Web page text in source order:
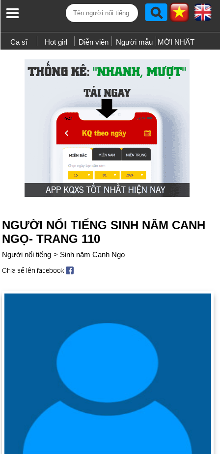
Ca sĩ Hot girl Diễn viên Người mẫu MỚI NHẤT
NGƯỜI NỔI TIẾNG SINH NĂM CANH
NGỌ- TRANG 110
Người nổi tiếng > Sinh năm Canh Ngọ